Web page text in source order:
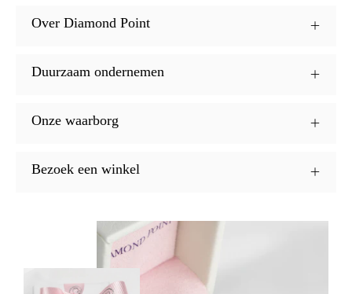
Over Diamond Point
Duurzaam ondernemen
Onze waarborg
Bezoek een winkel